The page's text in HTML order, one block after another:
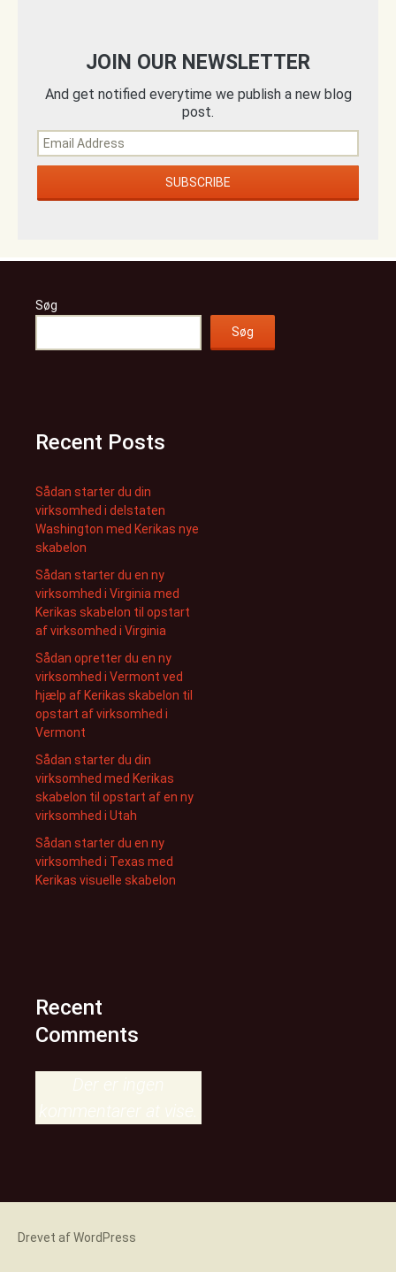
JOIN OUR NEWSLETTER
And get notified everytime we publish a new blog
post.
Søg
Søg
Recent Posts
Sådan starter du din
virksomhed i delstaten
Washington med Kerikas nye
skabelon
Sådan starter du en ny
virksomhed i Virginia med
Kerikas skabelon til opstart
af virksomhed i Virginia
Sådan opretter du en ny
virksomhed i Vermont ved
hjælp af Kerikas skabelon til
opstart af virksomhed i
Vermont
Sådan starter du din
virksomhed med Kerikas
skabelon til opstart af en ny
virksomhed i Utah
Sådan starter du en ny
virksomhed i Texas med
Kerikas visuelle skabelon
Recent
Comments
Der er ingen
kommentarer at vise.
Drevet af WordPress